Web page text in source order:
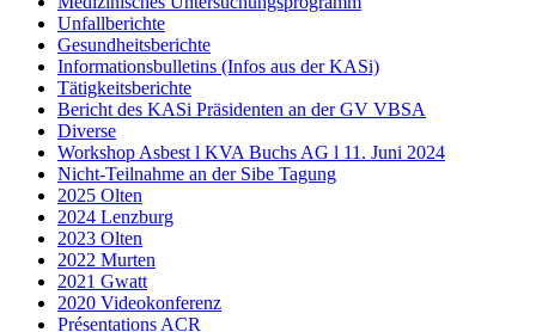
Unfallberichte
Gesundheitsberichte
Informationsbulletins (Infos aus der KASi)
Tätigkeitsberichte
Bericht des KASi Präsidenten an der GV VBSA
Diverse
Workshop Asbest l KVA Buchs AG l 11. Juni 2024
Nicht-Teilnahme an der Sibe Tagung
2025 Olten
2024 Lenzburg
2023 Olten
2022 Murten
2021 Gwatt
2020 Videokonferenz
Présentations ACR